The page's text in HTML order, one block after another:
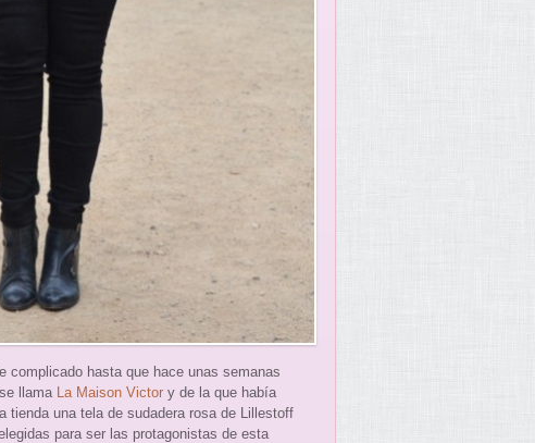
complicado hasta que hace unas semanas
llama La Maison Victor y de la que había
tienda una tela de sudadera rosa de Lillestoff
para ser las protagonistas de esta